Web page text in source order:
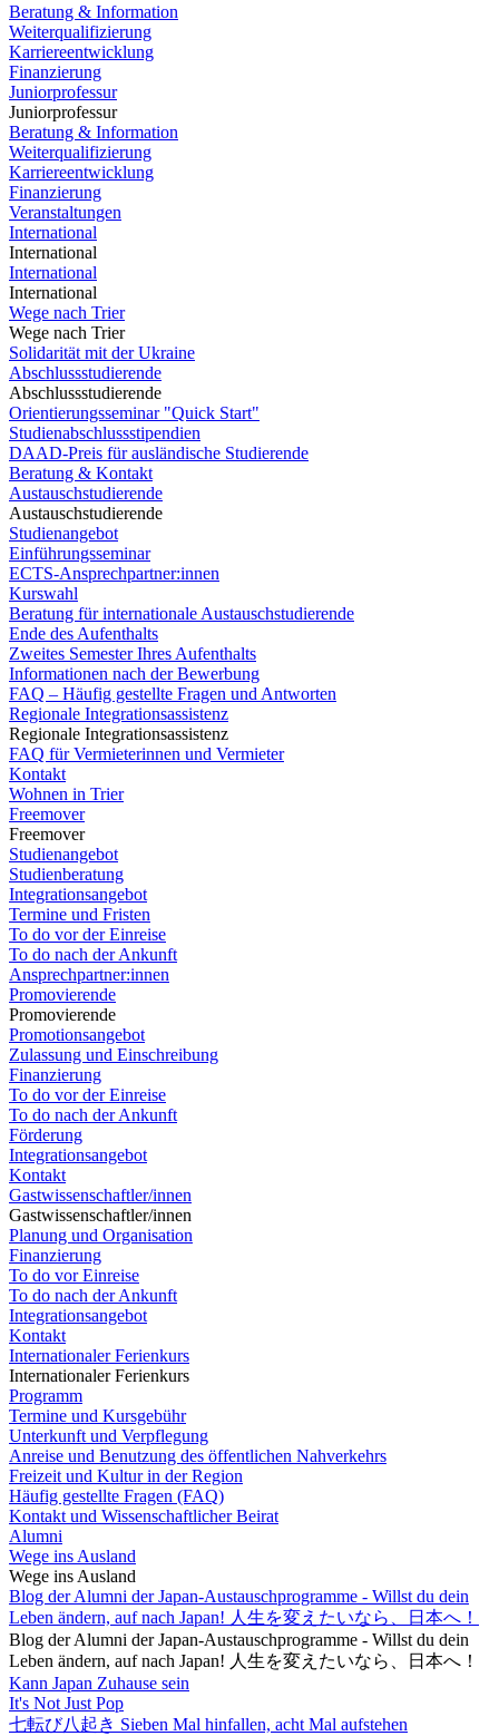
Beratung & Information
Weiterqualifizierung
Karriereentwicklung
Finanzierung
Juniorprofessur
Juniorprofessur
Beratung & Information
Weiterqualifizierung
Karriereentwicklung
Finanzierung
Veranstaltungen
International
International
International
International
Wege nach Trier
Wege nach Trier
Solidarität mit der Ukraine
Abschlussstudierende
Abschlussstudierende
Orientierungsseminar "Quick Start"
Studienabschlussstipendien
DAAD-Preis für ausländische Studierende
Beratung & Kontakt
Austauschstudierende
Austauschstudierende
Studienangebot
Einführungsseminar
ECTS-Ansprechpartner:innen
Kurswahl
Beratung für internationale Austauschstudierende
Ende des Aufenthalts
Zweites Semester Ihres Aufenthalts
Informationen nach der Bewerbung
FAQ – Häufig gestellte Fragen und Antworten
Regionale Integrationsassistenz
Regionale Integrationsassistenz
FAQ für Vermieterinnen und Vermieter
Kontakt
Wohnen in Trier
Freemover
Freemover
Studienangebot
Studienberatung
Integrationsangebot
Termine und Fristen
To do vor der Einreise
To do nach der Ankunft
Ansprechpartner:innen
Promovierende
Promovierende
Promotionsangebot
Zulassung und Einschreibung
Finanzierung
To do vor der Einreise
To do nach der Ankunft
Förderung
Integrationsangebot
Kontakt
Gastwissenschaftler/innen
Gastwissenschaftler/innen
Planung und Organisation
Finanzierung
To do vor Einreise
To do nach der Ankunft
Integrationsangebot
Kontakt
Internationaler Ferienkurs
Internationaler Ferienkurs
Programm
Termine und Kursgebühr
Unterkunft und Verpflegung
Anreise und Benutzung des öffentlichen Nahverkehrs
Freizeit und Kultur in der Region
Häufig gestellte Fragen (FAQ)
Kontakt und Wissenschaftlicher Beirat
Alumni
Wege ins Ausland
Wege ins Ausland
Blog der Alumni der Japan-Austauschprogramme - Willst du dein
Leben ändern, auf nach Japan! 人生を変えたいなら、日本へ！
Blog der Alumni der Japan-Austauschprogramme - Willst du dein
Leben ändern, auf nach Japan! 人生を変えたいなら、日本へ！
Kann Japan Zuhause sein
It's Not Just Pop
七転び八起き Sieben Mal hinfallen, acht Mal aufstehen